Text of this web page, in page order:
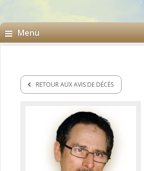
Menu
RETOUR AUX AVIS DE DÉCÈS